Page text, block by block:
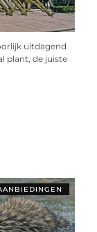
uitdagend
plant, de juiste